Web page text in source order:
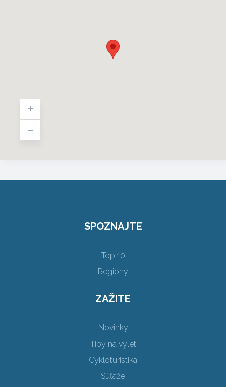
+
-
SPOZNAJTE
Top 10
Regióny
ZAŽITE
Novinky
Tipy na výlet
Cykloturistika
Súťaže